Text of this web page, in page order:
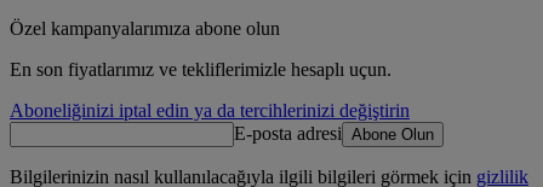
Özel kampanyalarımıza abone olun
En son fiyatlarımız ve tekliflerimizle hesaplı uçun.
Aboneliğinizi iptal edin ya da tercihlerinizi değiştirin
E-posta adresi Abone Olun
Bilgilerinizin nasıl kullanılacağıyla ilgili bilgileri görmek için gizlilik